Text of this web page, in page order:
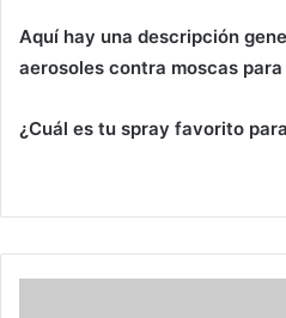
Aquí hay una descripción
aerosoles contra moscas
¿Cuál es tu spray favorito